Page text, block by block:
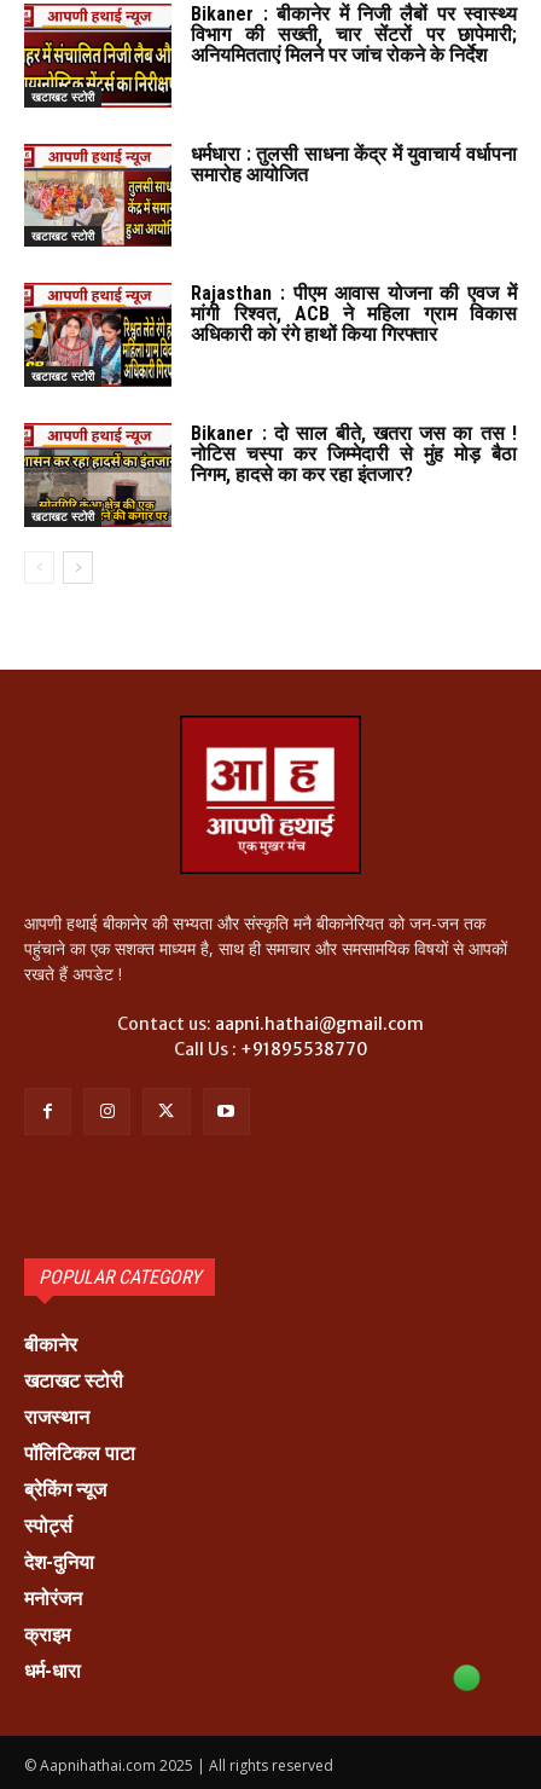
खटाखट स्टोरी
Bikaner : बीकानेर में निजी लैबों पर स्वास्थ्य
विभाग की सख्ती, चार सेंटरों पर छापेमारी;
अनियमितताएं मिलने पर जांच रोकने के निर्देश
खटाखट स्टोरी
धर्मधारा : तुलसी साधना केंद्र में युवाचार्य वर्धापना
समारोह आयोजित
खटाखट स्टोरी
Rajasthan : पीएम आवास योजना की एवज में
मांगी रिश्वत, ACB ने महिला ग्राम विकास
अधिकारी को रंगे हाथों किया गिरफ्तार
खटाखट स्टोरी
Bikaner : दो साल बीते, खतरा जस का तस !
नोटिस चस्पा कर जिम्मेदारी से मुंह मोड़ बैठा
निगम, हादसे का कर रहा इंतजार?
आपणी हथाई बीकानेर की सभ्यता और संस्कृति मनै बीकानेरियत को जन-जन तक
पहुंचाने का एक सशक्त माध्यम है, साथ ही समाचार और समसामयिक विषयों से आपकों
रखते हैं अपडेट !
Contact us: aapni.hathai@gmail.com
Call Us : +91895538770
POPULAR CATEGORY
बीकानेर
खटाखट स्टोरी
राजस्थान
पॉलिटिकल पाटा
ब्रेकिंग न्यूज
स्पोर्ट्स
देश-दुनिया
मनोरंजन
क्राइम
धर्म-धारा
© Aapnihathai.com 2025 | All rights reserved